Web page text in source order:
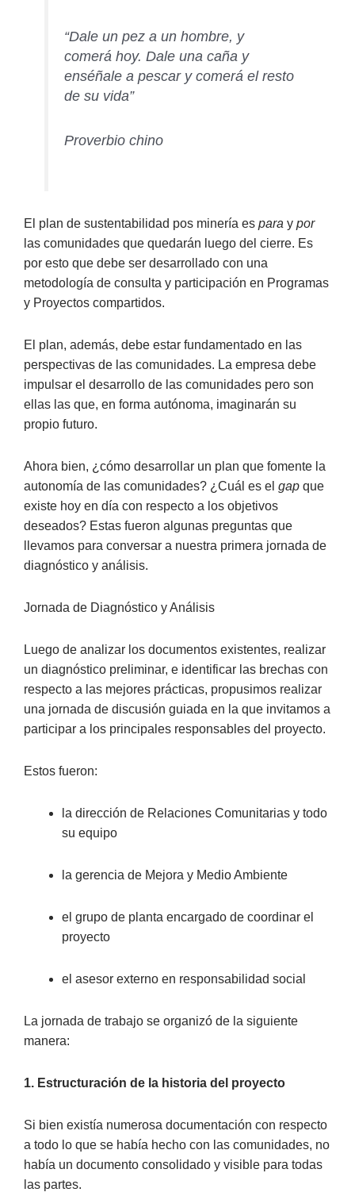
“Dale un pez a un hombre, y
comerá hoy. Dale una caña y
enséñale a pescar y comerá el resto
de su vida”
Proverbio chino
El plan de sustentabilidad pos minería es para y por
las comunidades que quedarán luego del cierre. Es
por esto que debe ser desarrollado con una
metodología de consulta y participación en Programas
y Proyectos compartidos.
El plan, además, debe estar fundamentado en las
perspectivas de las comunidades. La empresa debe
impulsar el desarrollo de las comunidades pero son
ellas las que, en forma autónoma, imaginarán su
propio futuro.
Ahora bien, ¿cómo desarrollar un plan que fomente la
autonomía de las comunidades? ¿Cuál es el gap que
existe hoy en día con respecto a los objetivos
deseados? Estas fueron algunas preguntas que
llevamos para conversar a nuestra primera jornada de
diagnóstico y análisis.
Jornada de Diagnóstico y Análisis
Luego de analizar los documentos existentes, realizar
un diagnóstico preliminar, e identificar las brechas con
respecto a las mejores prácticas, propusimos realizar
una jornada de discusión guiada en la que invitamos a
participar a los principales responsables del proyecto.
Estos fueron:
la dirección de Relaciones Comunitarias y todo
su equipo
la gerencia de Mejora y Medio Ambiente
el grupo de planta encargado de coordinar el
proyecto
el asesor externo en responsabilidad social
La jornada de trabajo se organizó de la siguiente
manera:
1. Estructuración de la historia del proyecto
Si bien existía numerosa documentación con respecto
a todo lo que se había hecho con las comunidades, no
había un documento consolidado y visible para todas
las partes.